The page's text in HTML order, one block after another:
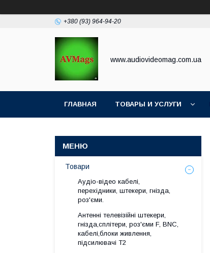
+380 (93) 964-94-20
www.audiovideomag.com.ua
ГЛАВНАЯ ТОВАРЫ И УСЛУГИ
Товари
Аудіо-відео кабелі,
перехідники, штекери, гнізда,
роз'єми.
Антенні телевізійні штекери,
гнізда,сплітери, роз'єми F, BNC,
кабелі,блоки живлення,
підсилювачі Т2